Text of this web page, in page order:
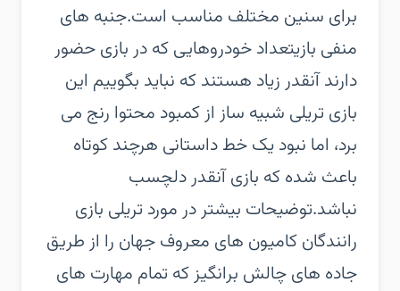
برای سنین مختلف مناسب است.جنبه های
منفی بازیتعداد خودروهایی که در بازی حضور
دارند آنقدر زیاد هستند که نباید بگوییم این
بازی تریلی شبیه ساز از کمبود محتوا رنج می
برد، اما نبود یک خط داستانی هرچند کوتاه
باعث شده که بازی آنقدر دلچسب
نباشد.توضیحات بیشتر در مورد تریلی بازی
رانندگان کامیون های معروف جهان را از طریق
جاده های چالش برانگیز که تمام مهارت های